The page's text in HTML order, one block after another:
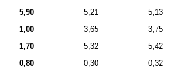
5,90 5,21 5,13
1,00 3,65 3,75
1,70 5,32 5,42
0,80 0,30 0,32